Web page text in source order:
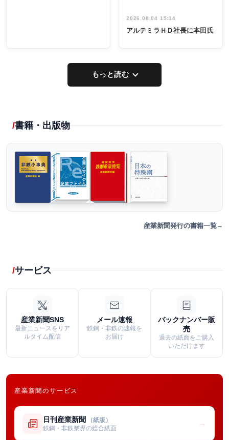
2026.08.04 15:14
アルテミラＨＤ社長に本田氏
もっと読む
書籍・出版物
産業新聞発行の書籍一覧
サービス
産業新聞SNS
最新ニュースをリア
ルタイム配信
メール速報
鉄鋼・非鉄の速報を
お届け
バックナンバー販
売
過去の紙面をご購入
いただけます
産業新聞のサービス
日刊産業新聞 （紙版）
鉄鋼・非鉄業界の総合紙面
→